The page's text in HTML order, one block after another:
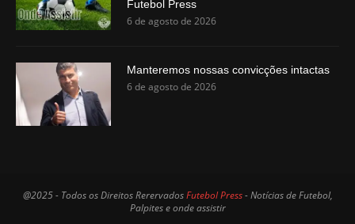
Futebol Press
6 de agosto de 2026
Manteremos nossas convicções intactas
6 de agosto de 2026
@2025 - Todos os Direitos RerervadosFutebol Press- Notícias de Futebol,
Palpites e onde assistir